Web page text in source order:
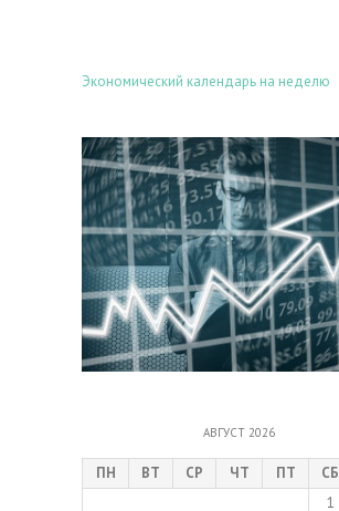
Экономический календарь на неделю
АВГУСТ 2026
ПН ВТ СР ЧТ ПТ СБ
1